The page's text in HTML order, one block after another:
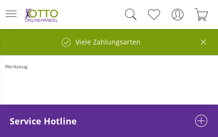
Viele Zahlungsarten
Werkzeug
Service Hotline